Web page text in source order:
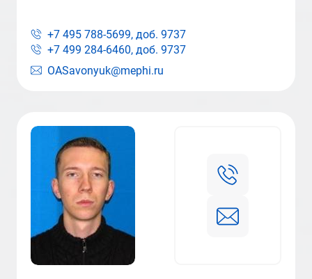
OASavonyuk@mephi.ru
+7 495 788-5699, доб. 9737
+7 499 284-6460, доб. 9737